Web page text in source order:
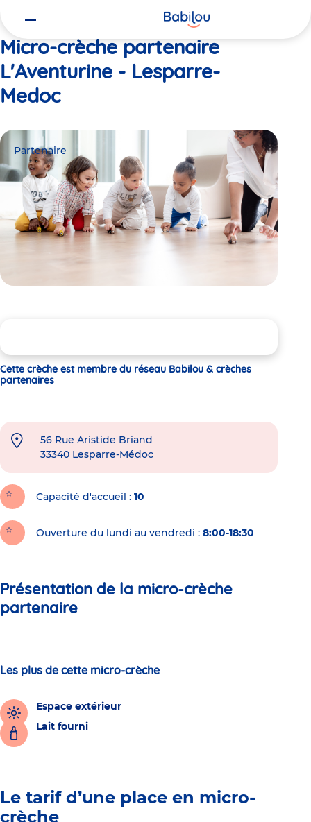
Micro-crèche partenaire
L'Aventurine - Lesparre-
Medoc
Partenaire
Cette crèche est membre du réseau Babilou & crèches
partenaires
56 Rue Aristide Briand
33340 Lesparre-Médoc
Capacité d'accueil 10
Ouverture du lundi au vendredi : 8:00-18:30
Présentation de la micro-crèche
partenaire
Les plus de cette micro-crèche
Espace extérieur
Lait fourni
Le tarif d’une place en micro-
crèche